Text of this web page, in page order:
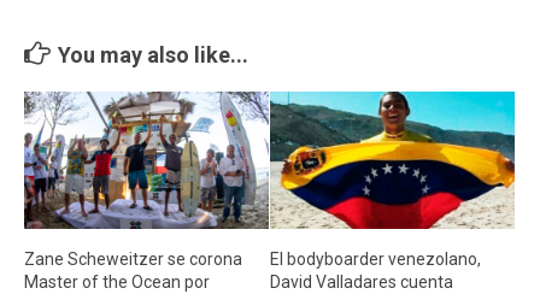
You may also like...
Zane Scheweitzer se corona
Master of the Ocean por
El bodyboarder venezolano,
David Valladares cuenta